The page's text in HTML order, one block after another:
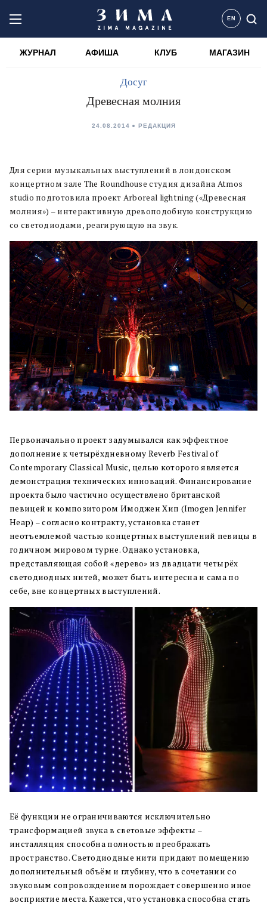
EN
ЖУРНАЛ АФИША КЛУБ МАГАЗИН
Досуг
Древесная молния
24.08.2014 РЕДАКЦИЯ
Для серии музыкальных выступлений в лондонском
концертном зале The Roundhouse студия дизайна Atmos
studio подготовила проект Arboreal lightning («Древесная
молния») – интерактивную древоподобную конструкцию
со светодиодами, реагирующую на звук.
Первоначально проект задумывался как эффектное
дополнение к четырёхдневному Reverb Festival of
Contemporary Classical Music, целью которого является
демонстрация технических инноваций. Финансирование
проекта было частично осуществлено британской
певицей и композитором Имоджен Хип (Imogen Jennifer
Heap) – согласно контракту, установка станет
неотъемлемой частью концертных выступлений певицы в
годичном мировом турне. Однако установка,
представляющая собой «дерево» из двадцати четырёх
светодиодных нитей, может быть интересна и сама по
себе, вне концертных выступлений.
Её функции не ограничиваются исключительно
трансформацией звука в световые эффекты –
инсталляция способна полностью преображать
пространство. Светодиодные нити придают помещению
дополнительный объём и глубину, что в сочетании со
звуковым сопровождением порождает совершенно иное
восприятие места. Кажется, что установка способна стать